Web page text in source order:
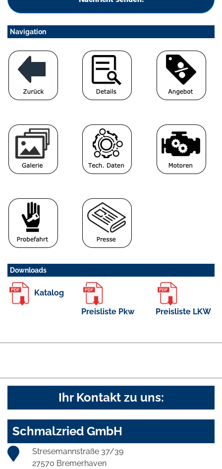
Navigation
Downloads
Katalog
Preisliste Pkw Preisliste LKW
Ihr Kontakt zu uns:
Schmalzried GmbH
Stresemannstraße 37/39
27570 Bremerhaven